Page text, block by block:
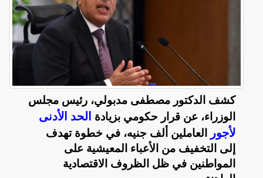
كشف الدكتور مصطفى مدبولي، رئيس مجلس
الوزراء، عن قرار حكومي بزيادة
الحد الأدنى
لأجور
العاملين ألف جنيه، في خطوة تهدف
إلى التخفيف من الأعباء المعيشية على
المواطنين في ظل الظروف الاقتصادية